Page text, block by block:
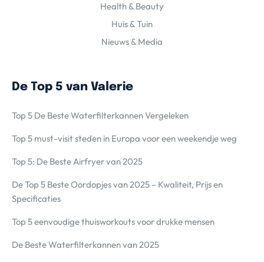
Health & Beauty
Huis & Tuin
Nieuws & Media
De Top 5 van Valerie
Top 5 De Beste Waterfilterkannen Vergeleken
Top 5 must-visit steden in Europa voor een weekendje weg
Top 5: De Beste Airfryer van 2025
De Top 5 Beste Oordopjes van 2025 – Kwaliteit, Prijs en
Specificaties
Top 5 eenvoudige thuisworkouts voor drukke mensen
De Beste Waterfilterkannen van 2025